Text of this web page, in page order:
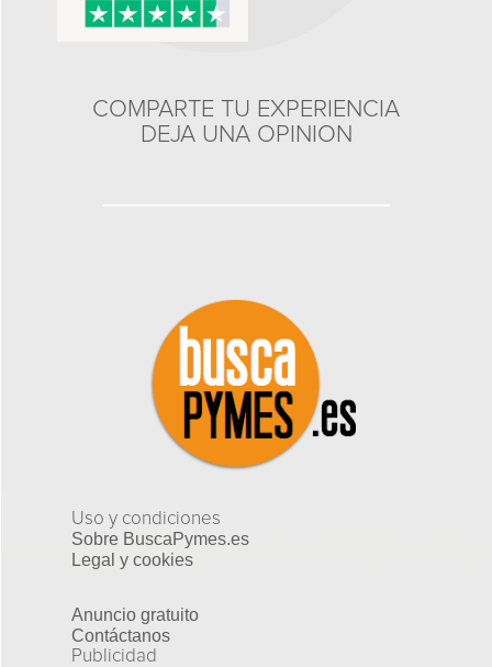
COMPARTE TU EXPERIENCIA
DEJA UNA OPINION
Uso y condiciones
Sobre BuscaPymes.es
Legal y cookies
Anuncio gratuito
Contáctanos
Publicidad